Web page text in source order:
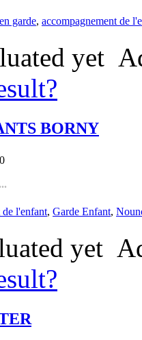
garde, accompagnement de
yet
BORNY
de l'enfant, Garde Enfant,
yet